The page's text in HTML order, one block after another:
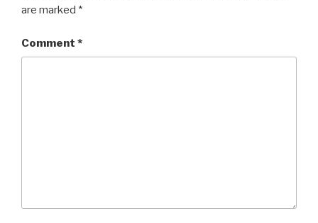
are marked *
Comment *